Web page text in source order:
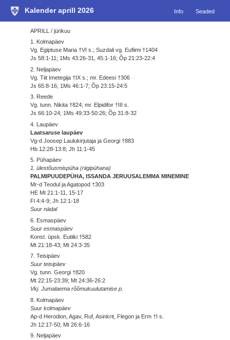
Kalender aprill 2026 Info Seaded
APRILL / jürikuu
1. Kolmapäev
Vg. Egiptuse Maria †VI s.; Suzdali vg. Eufiimi †1404
Js 58:1-11; 1Ms 43:26-31, 45:1-16; Õp 21:23-22:4
2. Neljapäev
Vg. Tiit Imetegija †IX s.; mr. Edeesi †306
Js 65:8-16; 1Ms 46:1-7; Õp 23:15-24:5
3. Reede
Vg. tunn. Nikita †824; mr. Elpidifor †III s.
Js 66:10-24; 1Ms 49:33-50:26; Õp 31:8-32
4. Laupäev
Laatsaruse laupäev
Vg-d Joosep Laulukirjutaja ja Georgi †883
Hb 12:28-13:8; Jh 11:1-45
5. Pühapäev
1. ülestõusmispüha (riigipühana)
PALMIPUUDEPÜHA, ISSANDA JERUUSALEMMA MINEMINE
Mr-d Teodul ja Agatopod †303
HE Mt 21:1-11, 15-17
Fl 4:4-9; Jh 12:1-18
Suur nädal
6. Esmaspäev
Suur esmaspäev
Konst. üpsk. Eutiiki †582
Mt 21:18-43; Mt 24:3-35
7. Teisipäev
Suur teisipäev
Vg. tunn. Georgi †820
Mt 22:15-23:39; Mt 24:36-26:2
Vkj. Jumalaema rõõmukuulutamise p.
8. Kolmapäev
Suur kolmapäev
Ap-d Herodion, Agav, Ruf, Asinkrit, Flegon ja Erm †I s.
Jh 12:17-50; Mt 26:6-16
9. Neljapäev